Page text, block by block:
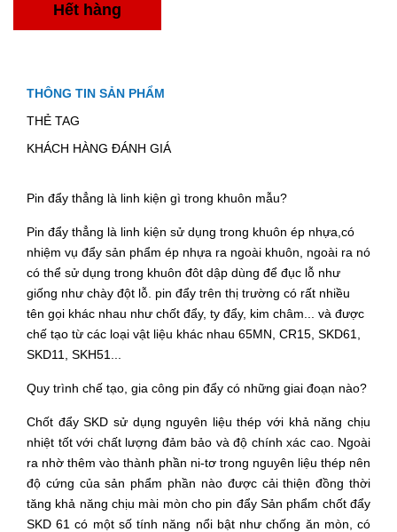
Hết hàng
THÔNG TIN SẢN PHẨM
THẺ TAG
KHÁCH HÀNG ĐÁNH GIÁ
Pin đẩy thẳng là linh kiện gì trong khuôn mẫu?
Pin đẩy thẳng là linh kiện sử dụng trong khuôn ép nhựa,có
nhiệm vụ đẩy sản phẩm ép nhựa ra ngoài khuôn, ngoài ra nó
có thể sử dụng trong khuôn đôt dập dùng để đục lỗ như
giống như chày đột lỗ. pin đẩy trên thị trường có rất nhiều
tên gọi khác nhau như chốt đẩy, ty đẩy, kim châm... và được
chế tạo từ các loại vật liệu khác nhau 65MN, CR15, SKD61,
SKD11, SKH51...
Quy trình chế tạo, gia công pin đẩy có những giai đoạn nào?
Chốt đẩy SKD sử dụng nguyên liệu thép với khả năng chịu
nhiệt tốt với chất lượng đảm bảo và độ chính xác cao. Ngoài
ra nhờ thêm vào thành phần ni-tơ trong nguyên liệu thép nên
độ cứng của sản phẩm phần nào được cải thiện đồng thời
tăng khả năng chịu mài mòn cho pin đẩy Sản phẩm chốt đẩy
SKD 61 có một số tính năng nổi bật như chống ăn mòn, có